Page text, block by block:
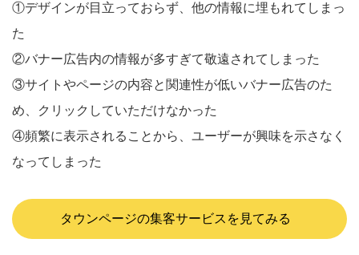
①デザインが目立っておらず、他の情報に埋もれてしまっ
た
②バナー広告内の情報が多すぎて敬遠されてしまった
③サイトやページの内容と関連性が低いバナー広告のた
め、クリックしていただけなかった
④頻繁に表示されることから、ユーザーが興味を示さなく
なってしまった
タウンページの集客サービスを見てみる